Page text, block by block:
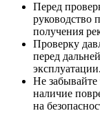
Перед
руководство
получения
Проверку
перед
эксплуатации.
Не
наличие
на